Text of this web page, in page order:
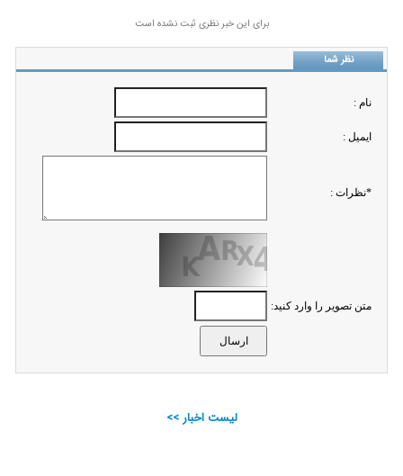
برای این خبر نظری ثبت نشده است
نظر شما
نام :
ايميل :
*نظرات :
متن تصویر را وارد کنید:
لیست اخبار >>